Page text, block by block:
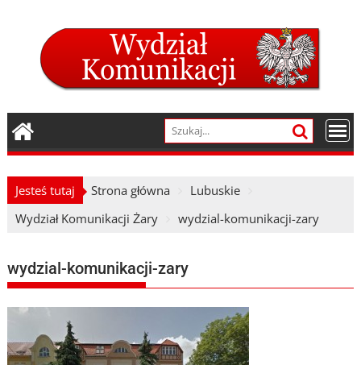
Jesteś tutaj Strona główna
Lubuskie
Wydział Komunikacji Żary
wydzial-komunikacji-zary
wydzial-komunikacji-zary